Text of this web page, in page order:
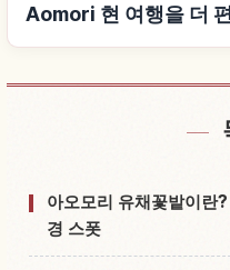
Aomori 현 여행을 더
Aomori 현
Aomori
아오모리 유채꽃밭이란
경 스폿